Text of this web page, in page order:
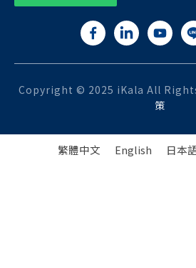
Copyright © 2025 iKala All
策
繁體中文 English 日本